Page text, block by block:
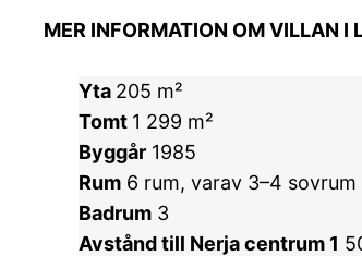
MER INFORMATION OM VILLAN I
Yta 205 m²
Tomt 1 299 m²
Byggår 1985
Rum 6 rum, varav 3–4 sovrum
Badrum 3
Avstånd till Nerja centrum 1